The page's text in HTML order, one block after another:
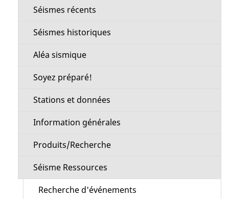
Séismes récents
Séismes historiques
Aléa sismique
Soyez préparé!
Stations et données
Information générales
Produits/Recherche
Séisme Ressources
Recherche d'événements